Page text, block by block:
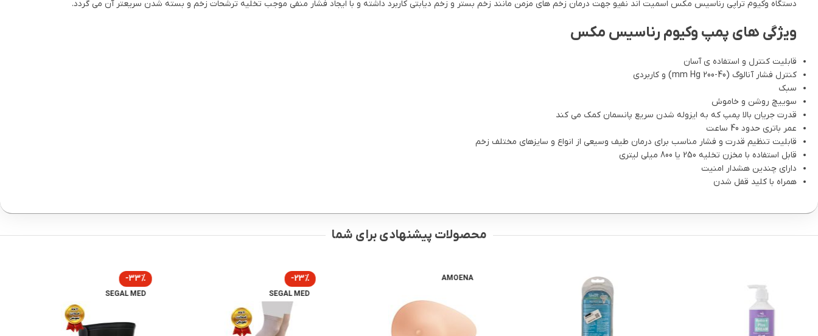
دستگاه وکیوم تراپی رناسیس مکس اسمیت اند نفیو جهت درمان زخم های مزمن مانند زخم بستر و زخم دیابتی کاربرد داشته و با ایجاد فشار منفی موجب تخلیه ترشحات زخم و بسته شدن سریعتر آن می گردد.
ویژگی های پمپ وکیوم رناسیس مکس
قابلیت کنترل و استفاده ی آسان
کنترل فشار آنالوگ (40-200 mm Hg) و کاربردی
سبک
سوییچ روشن و خاموش
قدرت جریان بالا پمپ که به ایزوله شدن سریع پانسمان کمک می کند
عمر باتری حدود 40 ساعت
قابلیت تنظیم قدرت و فشار مناسب برای درمان طیف وسیعی از انواع و سایزهای مختلف زخم
قابل استفاده با مخزن تخلیه 250 یا 800 میلی لیتری
دارای چندین هشدار امنیت
همراه با کلید قفل شدن
محصولات پیشنهادی برای شما
AMOENA
-23%
SEGAL MED
-33%
SEGAL MED